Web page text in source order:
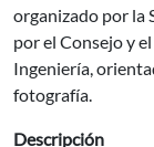
organizado por la
por el Consejo y
Ingeniería,
fotografía.
Descripción